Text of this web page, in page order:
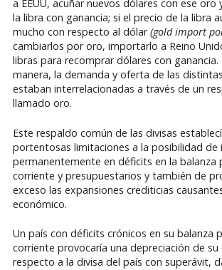
a EEUU, acuñar nuevos dólares con ese oro
la libra con ganancia; si el precio de la libra
mucho con respecto al dólar(gold import
cambiarlos por oro, importarlo a Reino
libras para recomprar dólares con ganancia.
manera, la demanda y oferta de las
estaban interrelacionadas a través de un
llamado oro.
Este respaldo común de las divisas
portentosas limitaciones a la posibilidad de
permanentemente en déficits en la balanza
corriente y presupuestarios y también de
exceso las expansiones crediticias
económico.
Un país con déficits crónicos en su balanza
corriente provocaría una depreciación de su
respecto a la divisa del país con superávit,